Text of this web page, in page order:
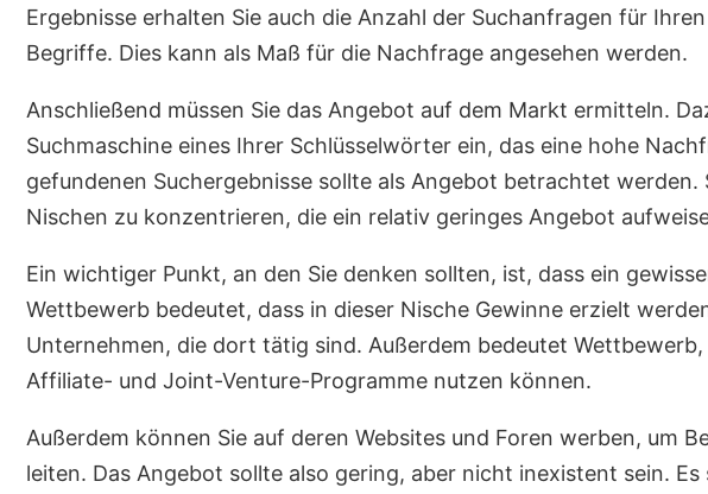
Ergebnisse erhalten Sie auch die Anzahl der Suchanfragen für
Begriffe. Dies kann als Maß für die Nachfrage angesehen werden.
Anschließend müssen Sie das Angebot auf dem Markt ermitteln.
Suchmaschine eines Ihrer Schlüsselwörter ein, das eine hohe
gefundenen Suchergebnisse sollte als Angebot betrachtet werden.
Nischen zu konzentrieren, die ein relativ geringes Angebot
Ein wichtiger Punkt, an den Sie denken sollten, ist, dass ein
Wettbewerb bedeutet, dass in dieser Nische Gewinne erzielt
Unternehmen, die dort tätig sind. Außerdem bedeutet
Affiliate- und Joint-Venture-Programme nutzen können.
Außerdem können Sie auf deren Websites und Foren werben, um
leiten. Das Angebot sollte also gering, aber nicht inexistent sein.